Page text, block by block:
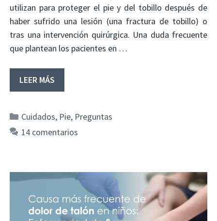
utilizan para proteger el pie y del tobillo después de
haber sufrido una lesión (una fractura de tobillo) o
tras una intervención quirúrgica. Una duda frecuente
que plantean los pacientes en …
LEER MÁS
Categorías
Cuidados, Pie, Preguntas
14 comentarios